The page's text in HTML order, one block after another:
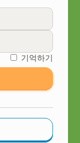
기억하기